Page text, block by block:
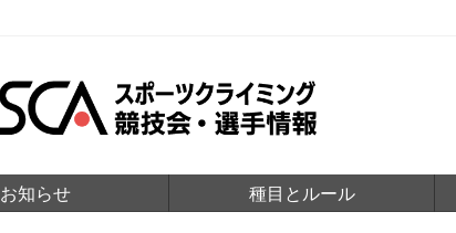
お知らせ 種目とルール